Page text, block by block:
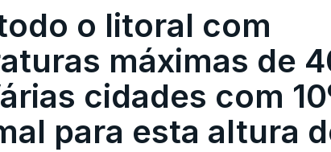
o litoral com
máximas de
cidades com
para esta altura